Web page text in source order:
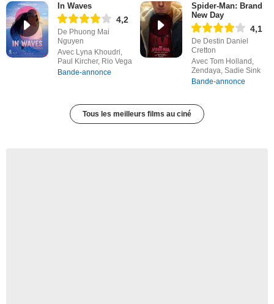
In Waves
4,2
De Phuong Mai
Nguyen
Avec Lyna Khoudri,
Paul Kircher, Rio Vega
Bande-annonce
Spider-Man: Brand
New Day
4,1
De Destin Daniel
Cretton
Avec Tom Holland,
Zendaya, Sadie Sink
Bande-annonce
Tous les meilleurs films au ciné